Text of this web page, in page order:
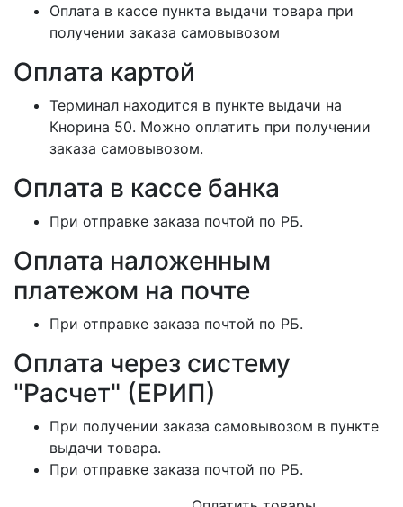
Оплата в кассе пункта выдачи товара при
получении заказа самовывозом
Оплата картой
Терминал находится в пункте выдачи на
Кнорина 50. Можно оплатить при получении
заказа самовывозом.
Оплата в кассе банка
При отправке заказа почтой по РБ.
Оплата наложенным
платежом на почте
При отправке заказа почтой по РБ.
Оплата через систему
"Расчет" (ЕРИП)
При получении заказа самовывозом в пункте
выдачи товара.
При отправке заказа почтой по РБ.